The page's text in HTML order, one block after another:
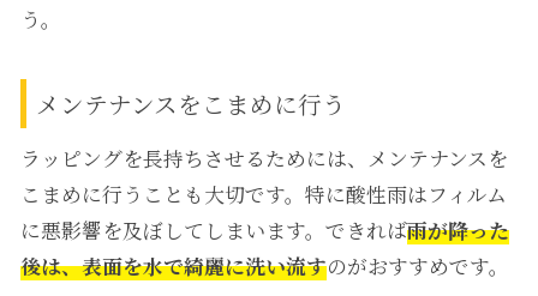
う。
メンテナンスをこまめに行う
ラッピングを長持ちさせるためには、メンテナンスを
こまめに行うことも大切です。特に酸性雨はフィルム
に悪影響を及ぼしてしまいます。できれば雨が降った
後は、表面を水で綺麗に洗い流すのがおすすめです。